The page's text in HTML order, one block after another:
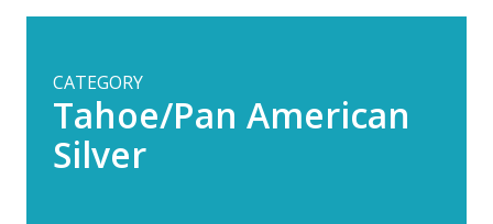
CATEGORY
Tahoe/Pan American
Silver